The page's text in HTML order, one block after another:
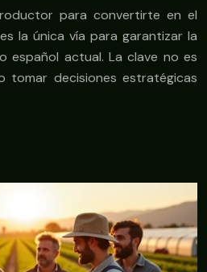
para convertirte en el
la única vía para garantizar la
español actual. La clave no es
tomar decisiones estratégicas